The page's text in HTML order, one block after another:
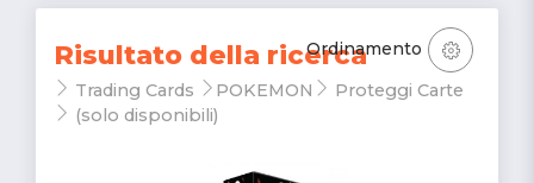
Risultato della ricerca
Trading Cards POKEMON
Proteggi Carte
(solo disponibili)
Ordinamento